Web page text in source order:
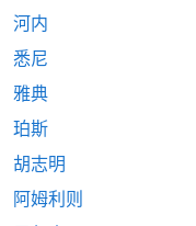
河内
悉尼
雅典
珀斯
胡志明
阿姆利则